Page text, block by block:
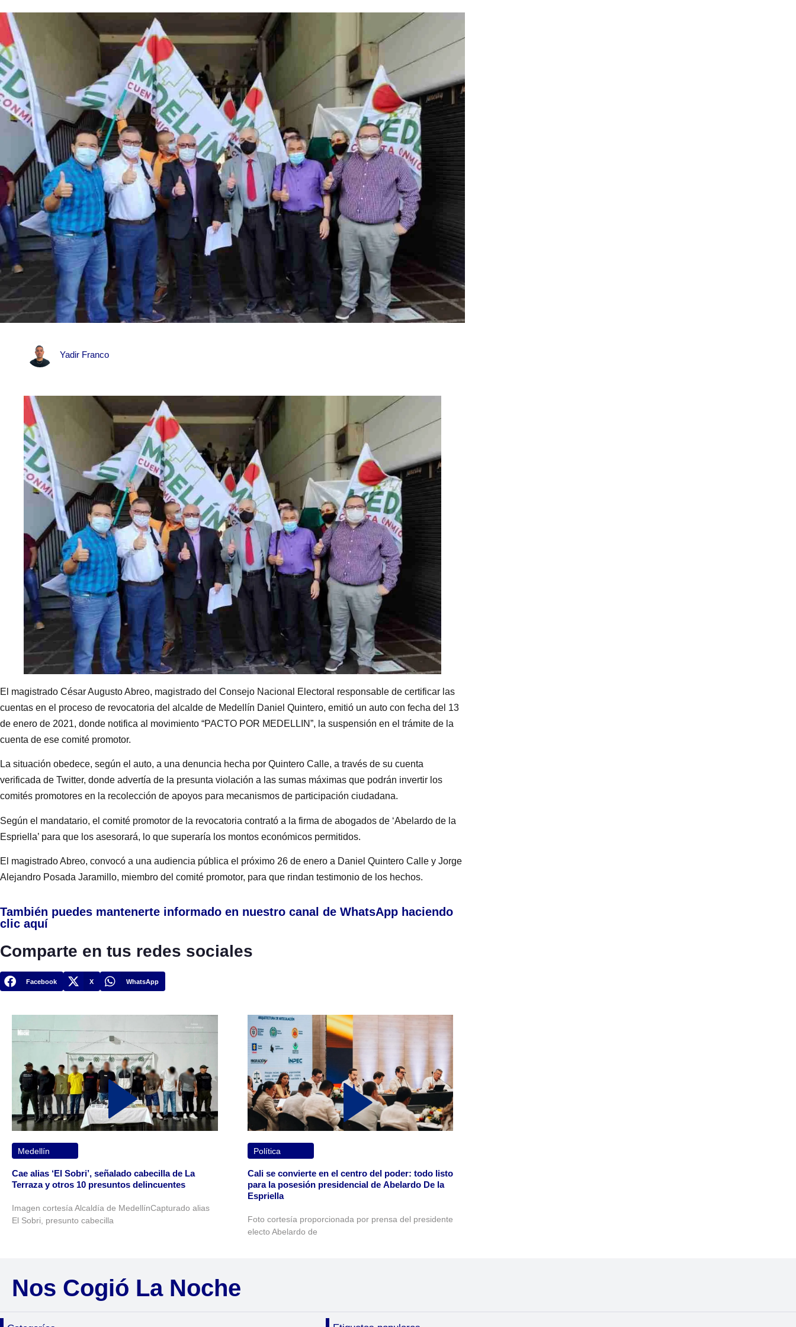
Yadir Franco
El magistrado César Augusto Abreo, magistrado del Consejo Nacional Electoral responsable de certificar las
cuentas en el proceso de revocatoria del alcalde de Medellín Daniel Quintero, emitió un auto con fecha del 13
de enero de 2021, donde notifica al movimiento “PACTO POR MEDELLIN”, la suspensión en el trámite de la
cuenta de ese comité promotor.
La situación obedece, según el auto, a una denuncia hecha por Quintero Calle, a través de su cuenta
verificada de Twitter, donde advertía de la presunta violación a las sumas máximas que podrán invertir los
comités promotores en la recolección de apoyos para mecanismos de participación ciudadana.
Según el mandatario, el comité promotor de la revocatoria contrató a la firma de abogados de ‘Abelardo de la
Espriella’ para que los asesorará, lo que superaría los montos económicos permitidos.
El magistrado Abreo, convocó a una audiencia pública el próximo 26 de enero a Daniel Quintero Calle y Jorge
Alejandro Posada Jaramillo, miembro del comité promotor, para que rindan testimonio de los hechos.
También puedes mantenerte informado en nuestro canal de WhatsApp haciendo
clic aquí
Comparte en tus redes sociales
Facebook X WhatsApp
Medellín
Cae alias ‘El Sobri’, señalado cabecilla de La
Terraza y otros 10 presuntos delincuentes
Imagen cortesía Alcaldía de MedellínCapturado alias
El Sobri, presunto cabecilla
Política
Cali se convierte en el centro del poder: todo listo
para la posesión presidencial de Abelardo De la
Espriella
Foto cortesía proporcionada por prensa del presidente
electo Abelardo de
Nos Cogió La Noche